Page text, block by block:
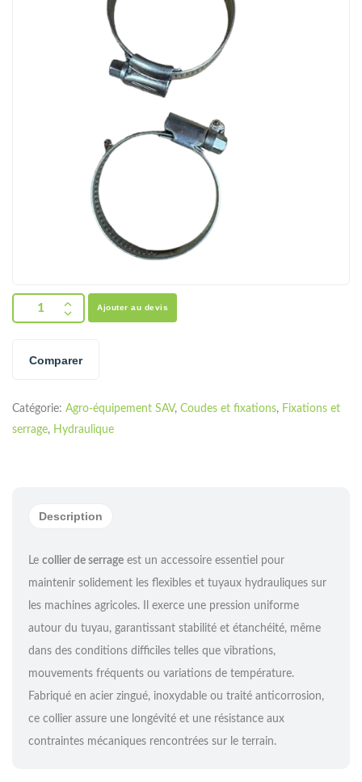
Ajouter au devis
Comparer
Catégorie: Agro-équipement SAV, Coudes et fixations, Fixations et
serrage, Hydraulique
Description
Le collier de serrage est un accessoire essentiel pour
maintenir solidement les flexibles et tuyaux hydrauliques sur
les machines agricoles. Il exerce une pression uniforme
autour du tuyau, garantissant stabilité et étanchéité, même
dans des conditions difficiles telles que vibrations,
mouvements fréquents ou variations de température.
Fabriqué en acier zingué, inoxydable ou traité anticorrosion,
ce collier assure une longévité et une résistance aux
contraintes mécaniques rencontrées sur le terrain.